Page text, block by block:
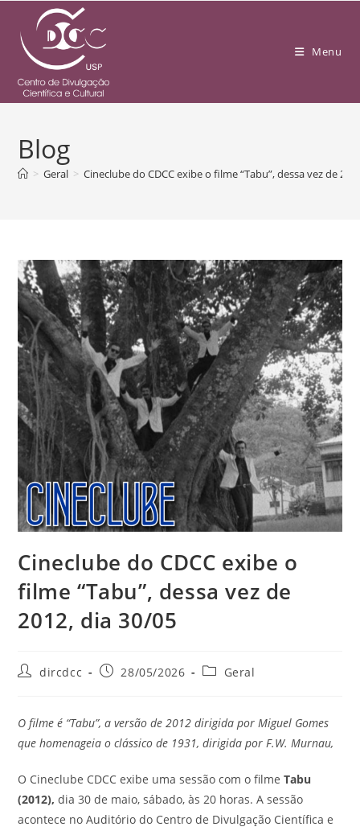
Menu
Blog
> Geral > Cineclube do CDCC exibe o filme “Tabu”, dessa vez de
Cineclube do CDCC exibe o
filme “Tabu”, dessa vez de
2012, dia 30/05
dircdcc 28/05/2026 Geral
O filme é “Tabu”, a versão de 2012 dirigida por Miguel Gomes
que homenageia o clássico de 1931, dirigida por F.W. Murnau,
O Cineclube CDCC exibe uma sessão com o filme Tabu
(2012),dia 30 de maio, sábado, às 20 horas. A sessão
acontece no Auditório do Centro de Divulgação Científica e